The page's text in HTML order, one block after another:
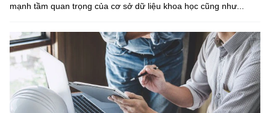
mạnh tầm quan trọng của cơ sở dữ liệu khoa học cũng như...